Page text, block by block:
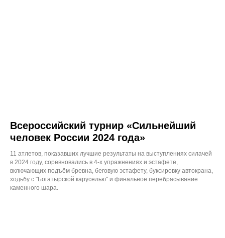
Всероссийский турнир «Сильнейший
человек России 2024 года»
11 атлетов, показавших лучшие результаты на выступлениях силачей
в 2024 году, соревновались в 4-х упражнениях и эстафете,
включающих подъём бревна, беговую эстафету, буксировку автокрана,
ходьбу с "Богатырской каруселью" и финальное перебрасывание
каменного шара.